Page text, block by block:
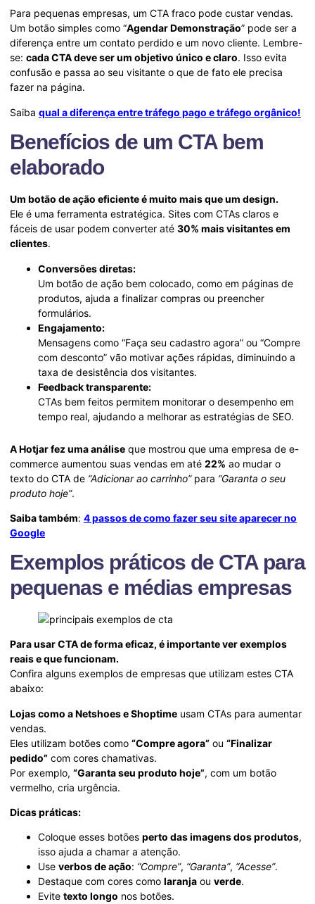
Para pequenas empresas, um CTA fraco pode custar vendas.
Um botão simples como “Agendar Demonstração” pode ser a
diferença entre um contato perdido e um novo cliente. Lembre-
se: cada CTA deve ser um objetivo único e claro. Isso evita
confusão e passa ao seu visitante o que de fato ele precisa
fazer na página.
Saiba qual a diferença entre tráfego pago e tráfego orgânico!
Benefícios de um CTA bem
elaborado
Um botão de ação eficiente é muito mais que um design.
Ele é uma ferramenta estratégica. Sites com CTAs claros e
fáceis de usar podem converter até 30% mais visitantes em
clientes.
Conversões diretas:
Um botão de ação bem colocado, como em páginas de
produtos, ajuda a finalizar compras ou preencher
formulários.
Engajamento:
Mensagens como “Faça seu cadastro agora” ou “Compre
com desconto” vão motivar ações rápidas, diminuindo a
taxa de desistência dos visitantes.
Feedback transparente:
CTAs bem feitos permitem monitorar o desempenho em
tempo real, ajudando a melhorar as estratégias de SEO.
A Hotjar fez uma análise que mostrou que uma empresa de e-
commerce aumentou suas vendas em até 22% ao mudar o
texto do CTA de “Adicionar ao carrinho”para “Garanta o seu
produto hoje”.
Saiba também: 4 passos de como fazer seu site aparecer no
Google
Exemplos práticos de CTA para
pequenas e médias empresas
Para usar CTA de forma eficaz, é importante ver exemplos
reais e que funcionam.
Confira alguns exemplos de empresas que utilizam estes CTA
abaixo:
Lojas como a Netshoes e Shoptime usam CTAs para aumentar
vendas.
Eles utilizam botões como “Compre agora” ou “Finalizar
pedido” com cores chamativas.
Por exemplo, “Garanta seu produto hoje”, com um botão
vermelho, cria urgência.
Dicas práticas:
Coloque esses botões perto das imagens dos produtos,
isso ajuda a chamar a atenção.
Use verbos de ação: “Compre”, “Garanta”, “Acesse”.
Destaque com cores como laranja ou verde.
Evite texto longo nos botões.